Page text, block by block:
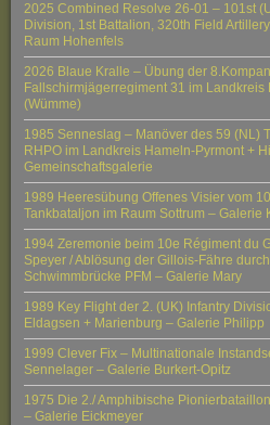
2025 Combined Resolve 26-01 – 101st
Division, 1st Battalion, 320th Field
Raum Hohenfels
2026 Blaue Kralle – Übung der
Fallschirmjägerregiment 31 im Landkreis
(Wümme)
1985 Senneslag – Manöver des 59 (NL)
RHPO im Landkreis Hameln-Pyrmont +
Gemeinschaftsgalerie
1989 Heeresübung Offenes Visier vom
Tankbataljon im Raum Sottrum – Galerie
1994 Zeremonie beim 10e Régiment du
Speyer / Ablösung der Gillois-Fähre
Schwimmbrücke PFM – Galerie Mary
1989 Key Flight der 2. (UK) Infantry
Eldagsen + Marienburg – Galerie Philipp
1999 Clever Fix – Multinationale
Sennelager – Galerie Burkert-Opitz
1975 Die 2./ Amphibische
– Galerie Eickmeyer